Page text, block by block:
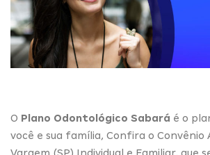
O Plano Odontológico Sabará é o
você e sua família, Confira o Convênio